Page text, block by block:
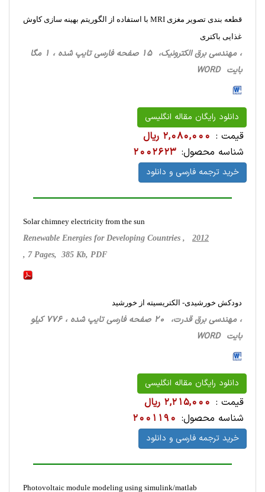
قطعه بندی تصویر مغزی MRI با استفاده از الگوریتم بهینه سازی کاوش
غذایی باکتری
، مهندسی برق الکترونیک، 15 صفحه فارسی تایپ شده ، 1 مگا
بایت WORD
دانلود رایگان مقاله انگلیسی
قیمت : 2,080,000 ریال
شناسه محصول: 2002623
خرید ترجمه فارسی و دانلود
Solar chimney electricity from the sun
Renewable Energies for Developing Countries , 2012
, 7 Pages, 385 Kb, PDF
دودکش خورشیدی- الکتریسیته از خورشید
، مهندسی برق قدرت، 20 صفحه فارسی تایپ شده ، 776 کیلو
بایت WORD
دانلود رایگان مقاله انگلیسی
قیمت : 2,215,000 ریال
شناسه محصول: 2001190
خرید ترجمه فارسی و دانلود
Photovoltaic module modeling using simulink/matlab